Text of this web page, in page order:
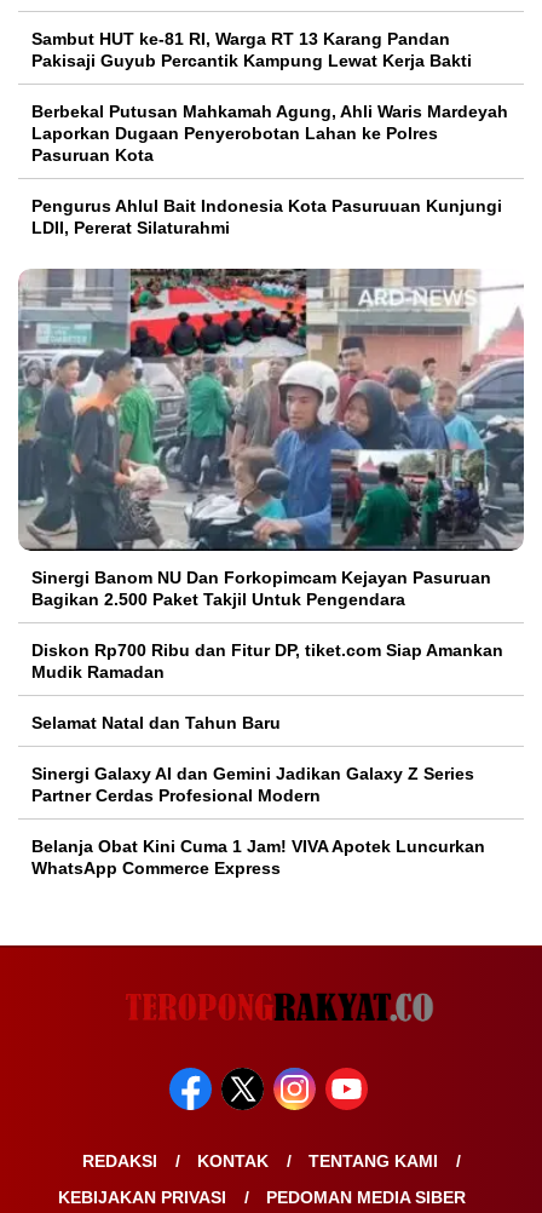
Sambut HUT ke-81 RI, Warga RT 13 Karang Pandan
Pakisaji Guyub Percantik Kampung Lewat Kerja Bakti
Berbekal Putusan Mahkamah Agung, Ahli Waris Mardeyah
Laporkan Dugaan Penyerobotan Lahan ke Polres
Pasuruan Kota
Pengurus Ahlul Bait Indonesia Kota Pasuruuan Kunjungi
LDII, Pererat Silaturahmi
Sinergi Banom NU Dan Forkopimcam Kejayan Pasuruan
Bagikan 2.500 Paket Takjil Untuk Pengendara
Diskon Rp700 Ribu dan Fitur DP, tiket.com Siap Amankan
Mudik Ramadan
Selamat Natal dan Tahun Baru
Sinergi Galaxy AI dan Gemini Jadikan Galaxy Z Series
Partner Cerdas Profesional Modern
Belanja Obat Kini Cuma 1 Jam! VIVA Apotek Luncurkan
WhatsApp Commerce Express
REDAKSI KONTAK
TENTANG KAMI
KEBIJAKAN PRIVASI
PEDOMAN MEDIA SIBER